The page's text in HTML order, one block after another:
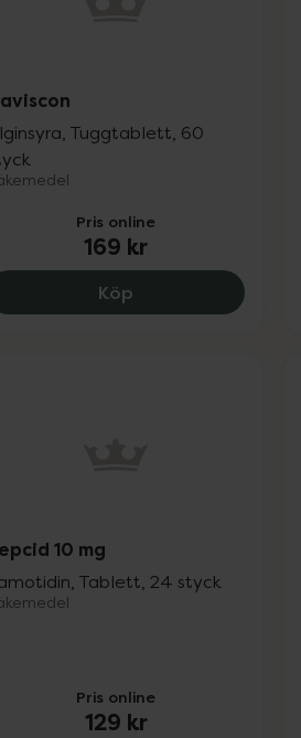
Tuggtablett, 60
Pris online
169 kr
Köp Gaviscon, 169 kr.
10 mg
Tablett, 24 styck
Pris online
129 kr